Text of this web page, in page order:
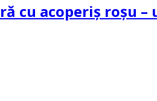
cu acoperiș roșu